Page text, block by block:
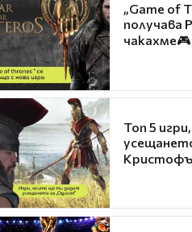
„Game of
получава
Топ 5